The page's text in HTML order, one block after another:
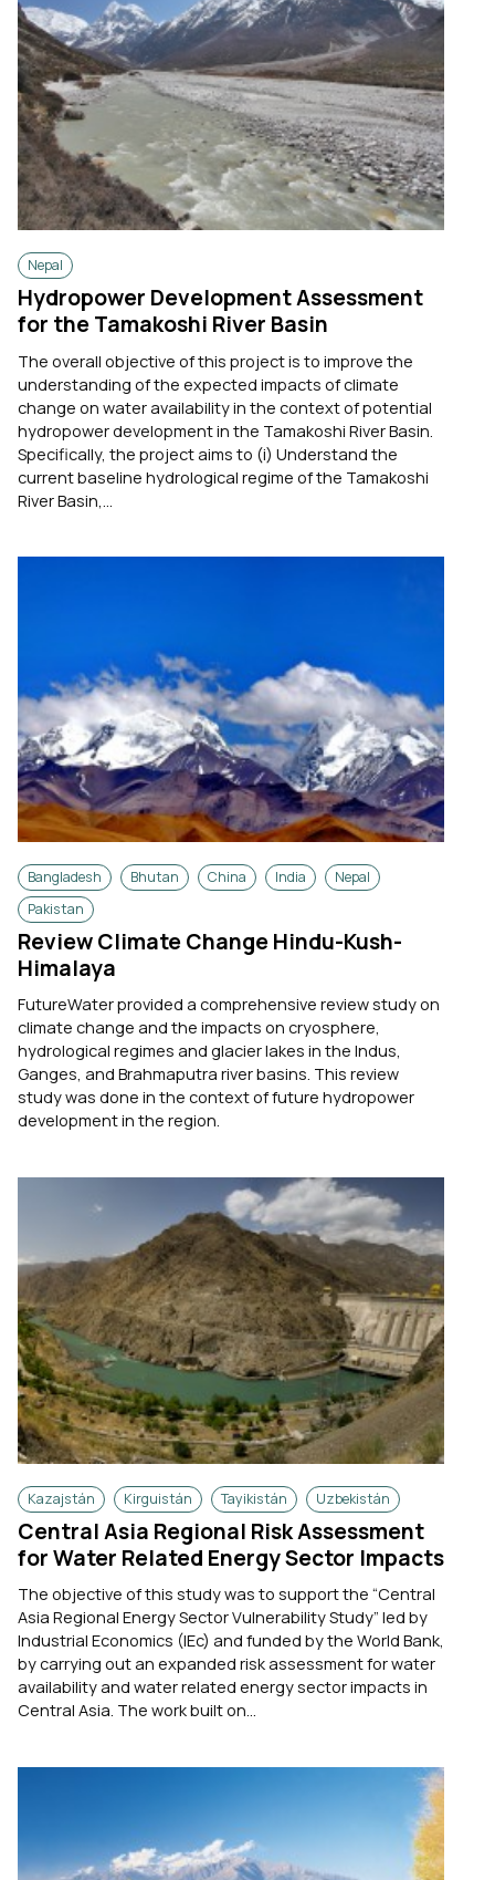
Nepal
Hydropower Development Assessment
for the Tamakoshi River Basin
The overall objective of this project is to improve the
understanding of the expected impacts of climate
change on water availability in the context of potential
hydropower development in the Tamakoshi River Basin.
Specifically, the project aims to (i) Understand the
current baseline hydrological regime of the Tamakoshi
River Basin,...
Bangladesh Bhutan China India
Nepal
Pakistan
Review Climate Change Hindu-Kush-
Himalaya
FutureWater provided a comprehensive review study on
climate change and the impacts on cryosphere,
hydrological regimes and glacier lakes in the Indus,
Ganges, and Brahmaputra river basins. This review
study was done in the context of future hydropower
development in the region.
Kazajstán Kirguistán Tayikistán Uzbekistán
Central Asia Regional Risk Assessment
for Water Related Energy Sector Impacts
The objective of this study was to support the “Central
Asia Regional Energy Sector Vulnerability Study” led by
Industrial Economics (IEc) and funded by the World Bank,
by carrying out an expanded risk assessment for water
availability and water related energy sector impacts in
Central Asia. The work built on...